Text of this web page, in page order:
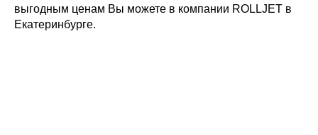
выгодным ценам Вы можете в компании ROLLJET в
Екатеринбурге.